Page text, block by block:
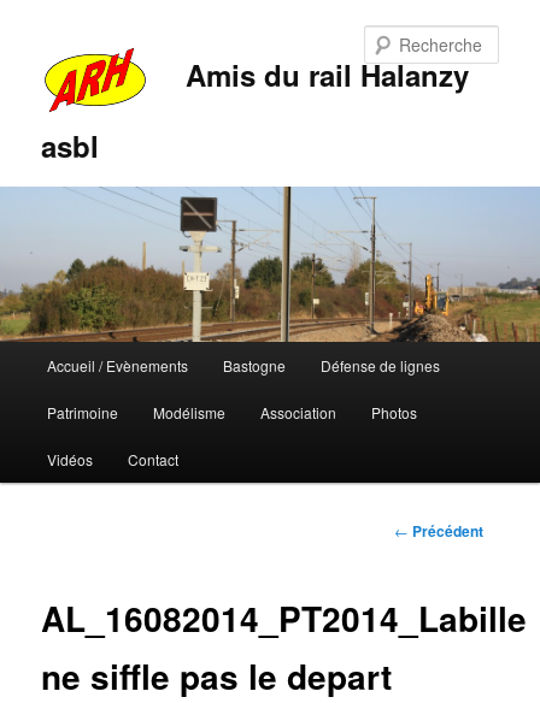
Amis du rail Halanzy
asbl
principal
Aller
au
contenu
Aller
au
contenu
Accueil / Evènements Bastogne Défense de lignes
Patrimoine Modélisme Association Photos
Vidéos Contact
Navigation
← Précédent
AL_16082014_PT2014_Labille
ne siffle pas le depart